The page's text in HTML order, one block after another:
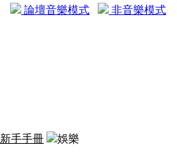
論壇音樂模式 非音樂模式
新手手冊
娛樂